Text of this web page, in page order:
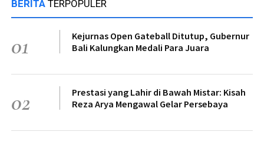
BERITA TERPOPULER
01
Kejurnas Open Gateball Ditutup, Gubernur
Bali Kalungkan Medali Para Juara
02
Prestasi yang Lahir di Bawah Mistar: Kisah
Reza Arya Mengawal Gelar Persebaya